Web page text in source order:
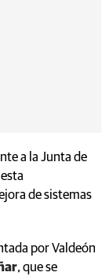
a la Junta de
de sistemas
por Valdeón
, que se